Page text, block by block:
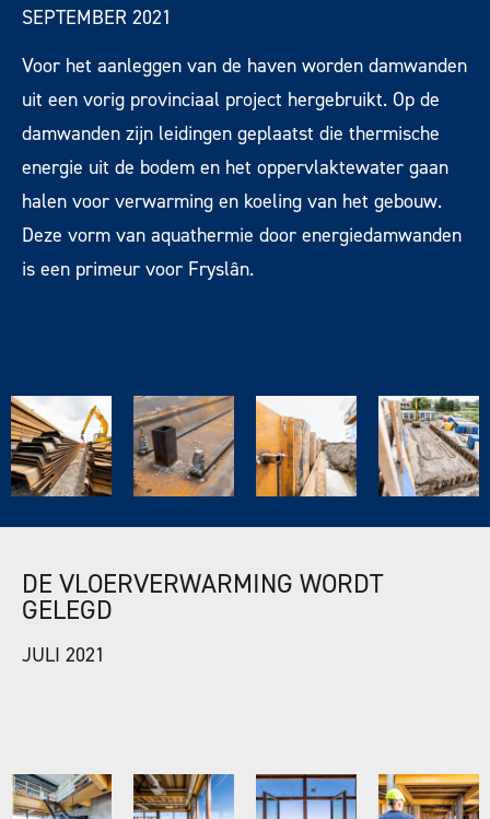
SEPTEMBER 2021
Voor het aanleggen van de haven worden damwanden
uit een vorig provinciaal project hergebruikt. Op de
damwanden zijn leidingen geplaatst die thermische
energie uit de bodem en het oppervlaktewater gaan
halen voor verwarming en koeling van het gebouw.
Deze vorm van aquathermie door energiedamwanden
is een primeur voor Fryslân.
DE VLOERVERWARMING WORDT
GELEGD
JULI 2021